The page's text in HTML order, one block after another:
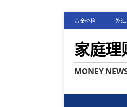
黄金价格 外
家庭理
MONEY